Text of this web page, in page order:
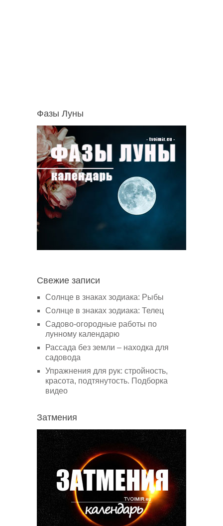
Фазы Луны
Свежие записи
Солнце в знаках зодиака: Рыбы
Солнце в знаках зодиака: Телец
Садово-огородные работы по
лунному календарю
Рассада без земли – находка для
садовода
Упражнения для рук: стройность,
красота, подтянутость. Подборка
видео
Затмения